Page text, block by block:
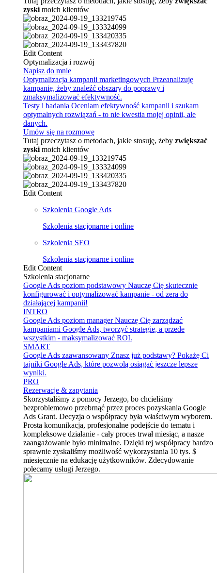
zyski moich klientów
Edit Content
Optymalizacja i rozwój
Napisz do mnie
Optymalizacja kampanii marketingowych Przeanalizuję
kampanię, żeby znaleźć obszary do poprawy i
zmaksymalizować efektywność.
Testy i badania Oceniam efektywność kampanii i szukam
optymalnych rozwiązań - to nie kwestia mojej opinii, ale
danych.
Umów się na rozmowę
Tutaj przeczytasz o metodach, jakie stosuję, żeby zwiększać
zyski moich klientów
Edit Content
Szkolenia Google Ads
Szkolenia stacjonarne i online
Szkolenia SEO
Szkolenia stacjonarne i online
Edit Content
Szkolenia stacjonarne
Google Ads poziom podstawowy Nauczę Cię skutecznie
konfigurować i optymalizować kampanie - od zera do
działającej kampanii!
INTRO
Google Ads poziom manager Nauczę Cię zarządzać
kampaniami Google Ads, tworzyć strategie, a przede
wszystkim - maksymalizować ROI.
SMART
Google Ads zaawansowany Znasz już podstawy? Pokażę Ci
tajniki Google Ads, które pozwolą osiągać jeszcze lepsze
wyniki.
PRO
Rezerwacje & zapytania
Skorzystaliśmy z pomocy Jerzego, bo chcieliśmy
bezproblemowo przebrnąć przez proces pozyskania Google
Ads Grant. Decyzja o współpracy była właściwym wyborem.
Prosta komunikacja, profesjonalne podejście do tematu i
kompleksowe działanie - cały proces trwał miesiąc, a nasze
zaangażowanie było minimalne. Dzięki tej współpracy bardzo
sprawnie zyskaliśmy możliwość wykorzystania 10 tys. $
miesięcznie na edukację użytkowników. Zdecydowanie
polecamy usługi Jerzego.